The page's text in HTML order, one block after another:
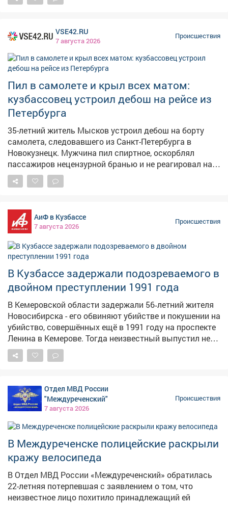
видеоролики с призывами к вступлению в
государственной власти и продвижение идеологии
неонацизма. Также он распространял призывы к
насилию, вербовал новых участников, информировал
о совершенных актах насилия и делился способами
изготовления взрывчатых веществ. Центральный
районный суд Кемерова продлил срок содержания
под стражей до 28 сентября 2026 года – чтобы
исключить возможное давление на свидетелей,
уничтожение доказательств и предупредить риск того,
что обвиняемый скроется от следствия и суда.
Адвокат подал апелляционную жалобу, однако
Кемеровский областной суд оставил постановление
без изменения, а жалобу – без удовлетворения. Об
этом сообщили в пресс-центре судов и УСД в
VSE42.RU
7 августа 2026
Происшествия
Пил в самолете и крыл всех матом:
кузбассовец устроил дебош на рейсе из
Петербурга
35-летний житель Мысков устроил дебош на борту
самолета, следовавшего из Санкт-Петербурга в
Новокузнецк. Мужчина пил спиртное, оскорблял
пассажиров нецензурной бранью и не реагировал на
замечания экипажа. Сообщение о неадекватном
пассажире поступило в линейный пункт полиции в
рейсе, вылетевшем из Санкт-Петербурга.
Представитель авиакомпании отказал 35-летнему
жителю Мысков в дальнейшем перелете из-за его
поведения. Транспортные полицейские установили: в
ходе полета мужчина оскорблял окружающих с
замечания работников авиакомпании, проявлял
агрессию и распивал спиртные напитки прямо в
салоне. Нарушителя задержали, медицинское
освидетельствование подтвердило алкогольное
опьянение. В отношении дебошира составили
протокол по ч. 1 ст. 20.1 КоАП РФ "Мелкое
хулиганство" и назначили административный штраф.
АиФ в Кузбассе
7 августа 2026
Происшествия
В Кузбассе задержали подозреваемого в
двойном преступлении 1991 года
В Кемеровской области задержали 56‑летний жителя
Новосибирска - его обвиняют убийстве и покушении на
убийство, совершённых ещё в 1991 году на проспекте
Ленина в Кемерове. Тогда неизвестный выпустил не
менее двух пуль из огнестрельного оружия в двух
мужчин. Один из пострадавших скончался на месте,
выжил благодаря вовремя оказанной медпомощи. В
90-е раскрыть преступление не удалось, и уголовное
дело приостановили. Однако силовики продолжали
Ключевым прорывом стал допрос свидетеля,
который раньше уклонялся от развёрнутых
показаний: в итоге он предоставил сведения,
изобличающие подозреваемого. Выяснилось, что
мотивом преступления стали длительные
неприязненные отношения: обвиняемый намеренно
хотел расправиться с потерпевшими. После
Отдел МВД России
"Междуреченский"
7 августа 2026
Происшествия
В Междуреченске полицейские раскрыли
кражу велосипеда
В Отдел МВД России «Междуреченский» обратилась
22-летняя потерпевшая с заявлением о том, что
неизвестное лицо похитило принадлежащий ей